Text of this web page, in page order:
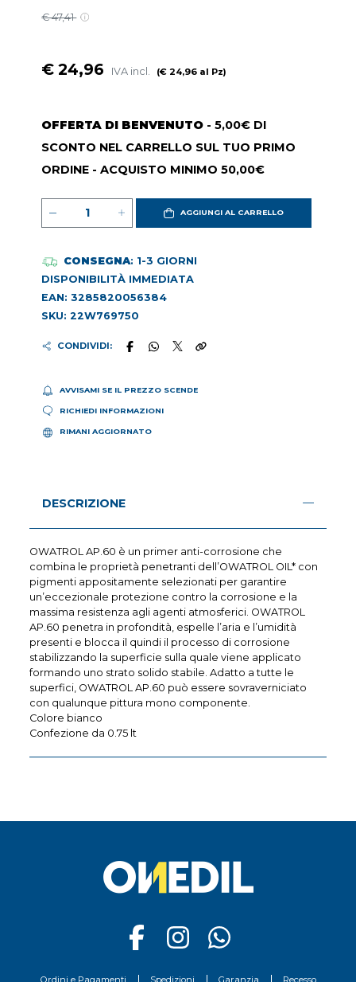
€ 47,41
€ 24,96 IVA incl. (€ 24,96 al Pz)
OFFERTA DI BENVENUTO - 5,00€ DI
SCONTO NEL CARRELLO SUL TUO PRIMO
ORDINE - ACQUISTO MINIMO 50,00€
AGGIUNGI AL CARRELLO
CONSEGNA: 1-3 GIORNI
DISPONIBILITÀ IMMEDIATA
EAN: 3285820056384
SKU: 22W769750
CONDIVIDI:
AVVISAMI SE IL PREZZO SCENDE
RICHIEDI INFORMAZIONI
RIMANI AGGIORNATO
DESCRIZIONE
OWATROL AP.60 è un primer anti-corrosione che
combina le proprietà penetranti dell’OWATROL OIL* con
pigmenti appositamente selezionati per garantire
un’eccezionale protezione contro la corrosione e la
massima resistenza agli agenti atmosferici. OWATROL
AP.60 penetra in profondità, espelle l’aria e l’umidità
presenti e blocca il quindi il processo di corrosione
stabilizzando la superficie sulla quale viene applicato
formando uno strato solido stabile. Adatto a tutte le
superfici, OWATROL AP.60 può essere sovraverniciato
con qualunque pittura mono componente.
Colore bianco
Confezione da 0.75 lt
Ordini e Pagamenti Spedizioni Garanzia Recesso